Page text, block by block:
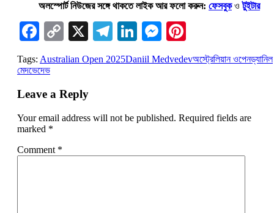
অলস্পোর্ট নিউজের সঙ্গে থাকতে লাইক আর ফলো করুন: ফেসবুকওটুইটার
Facebook
Copy
Link
X Telegram
LinkedIn
Messenger
Tags: Australian Open 2025Daniil Medvedevঅস্ট্রেলিয়ান ওপেনড্যানিল
মেদভেদেভ
Leave a Reply
Your email address will not be published. Required fields are
marked *
Comment *